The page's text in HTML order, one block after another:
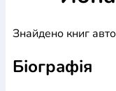
Богослов`я Шлюб і
ПеріодикаАудіо
Блокноти
Знайдено книг
Біографія